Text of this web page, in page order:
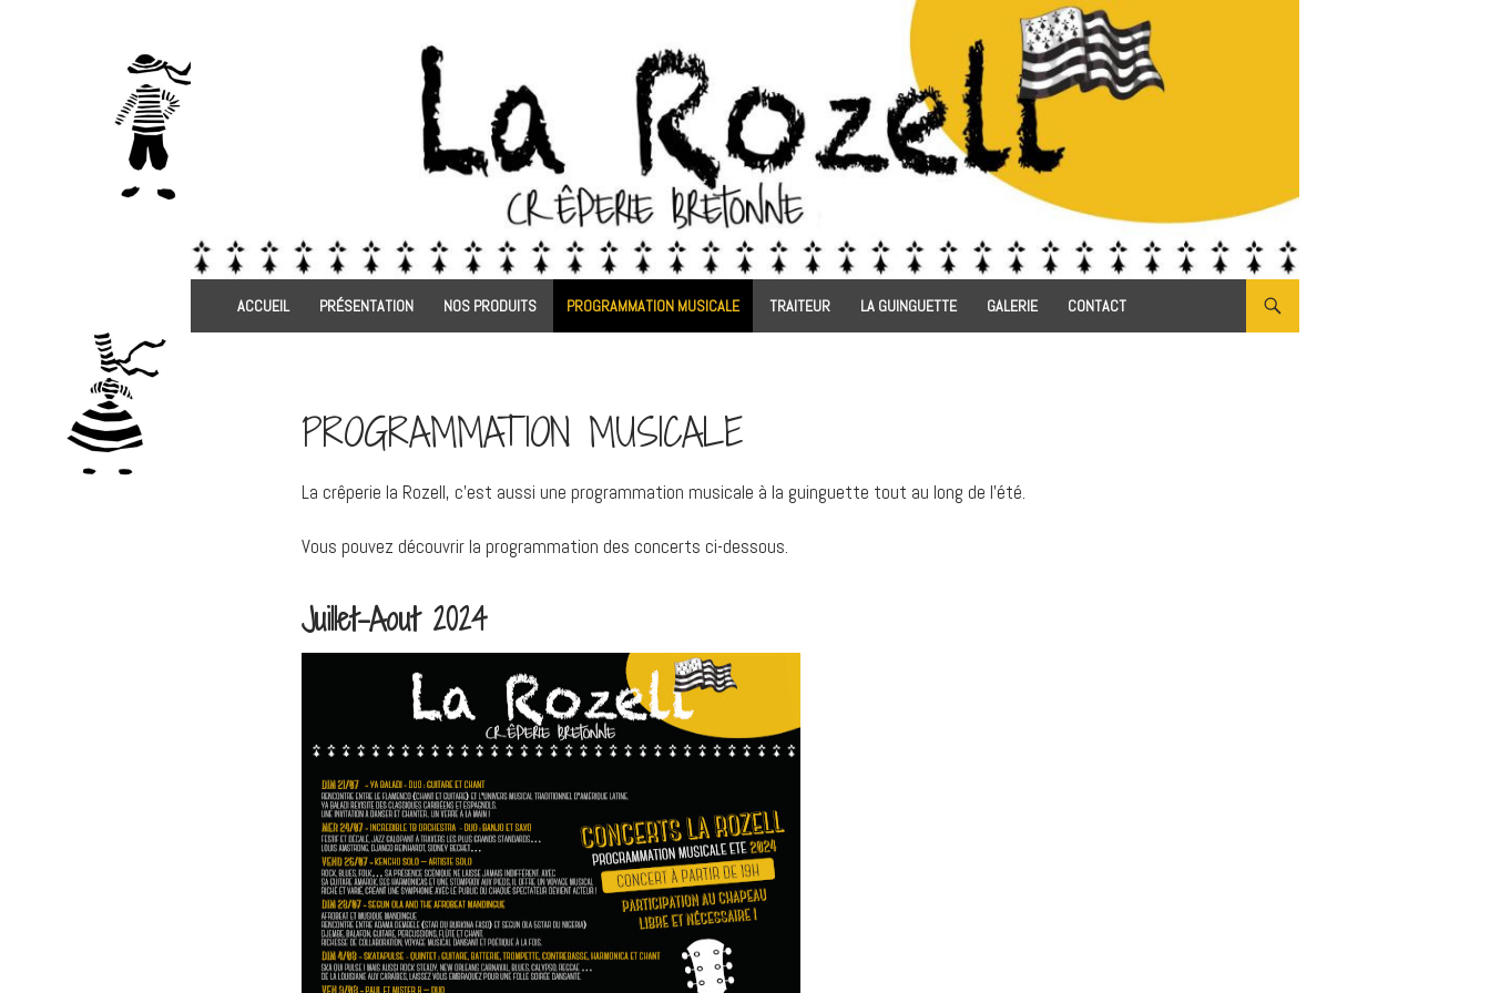
ACCUEIL PRÉSENTATION NOS PRODUITS PROGRAMMATION MUSICALE TRAITEUR LA GUINGUETTE GALERIE CONTACT
PROGRAMMATION MUSICALE
La crêperie la Rozell, c’est aussi une programmation musicale à la guinguette tout au long de l’été.
Vous pouvez découvrir la programmation des concerts ci-dessous.
Juillet-Aout 2024